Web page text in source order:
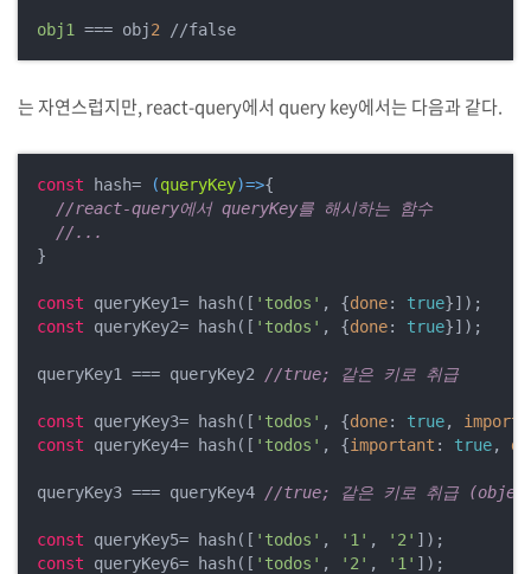
obj1 === obj2
는 자연스럽지만, react-query에서 query key에서는 다음과 같다.
const hash= (queryKey)=>{
//react-query에서 queryKey를 해시하는 함수
//...
}
const queryKey1= hash([ 'todos' , {done: true
const queryKey2= hash([ 'todos' , {done: true}]);
queryKey1 === queryKey2 //true; 같은 키로 취급
const queryKey3= hash([ 'todos' , {done: true,
const queryKey4= hash([ 'todos' , {important : true,
queryKey3 === queryKey4 //true; 같은 키로 취급 (object
const queryKey5= hash([ 'todos' , '1' , '2'
const queryKey6= hash([ 'todos' , '2' , '1' ]);